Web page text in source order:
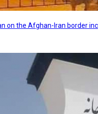
on the Afghan-Iran border